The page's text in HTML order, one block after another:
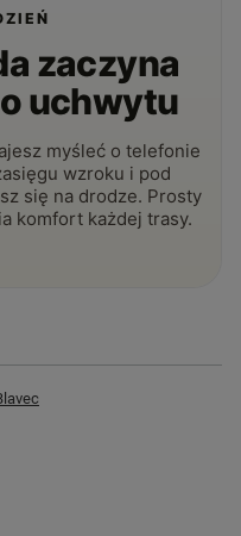
zaczyna
uchwytu
myśleć o telefonie
wzroku i pod
się na drodze. Prosty
komfort każdej trasy.